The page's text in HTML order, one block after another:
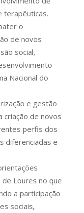
terapêuticas.
o
de novos
social,
Nacional do
e gestão
criação de novos
perfis dos
diferenciadas e
de Loures no que
a participação
sociais,